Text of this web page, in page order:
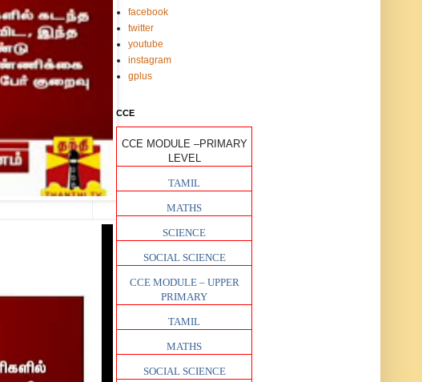
facebook
twitter
youtube
instagram
gplus
CCE
CCE MODULE –PRIMARY
LEVEL
TAMIL
MATHS
SCIENCE
SOCIAL SCIENCE
CCE MODULE – UPPER
PRIMARY
TAMIL
MATHS
SOCIAL SCIENCE